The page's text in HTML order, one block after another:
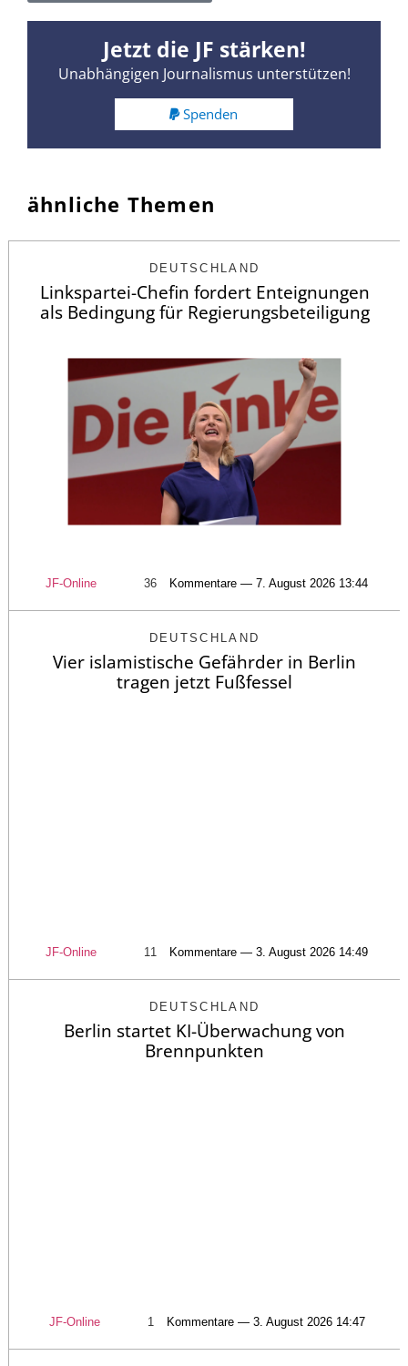
Jetzt die JF stärken!
Unabhängigen Journalismus unterstützen!
Spenden
ähnliche Themen
DEUTSCHLAND
Linkspartei-Chefin fordert Enteignungen
als Bedingung für Regierungsbeteiligung
JF-Online 36 Kommentare — 7. August 2026 13:44
DEUTSCHLAND
Vier islamistische Gefährder in Berlin
tragen jetzt Fußfessel
JF-Online 11 Kommentare — 3. August 2026 14:49
DEUTSCHLAND
Berlin startet KI-Überwachung von
Brennpunkten
JF-Online 1 Kommentare — 3. August 2026 14:47